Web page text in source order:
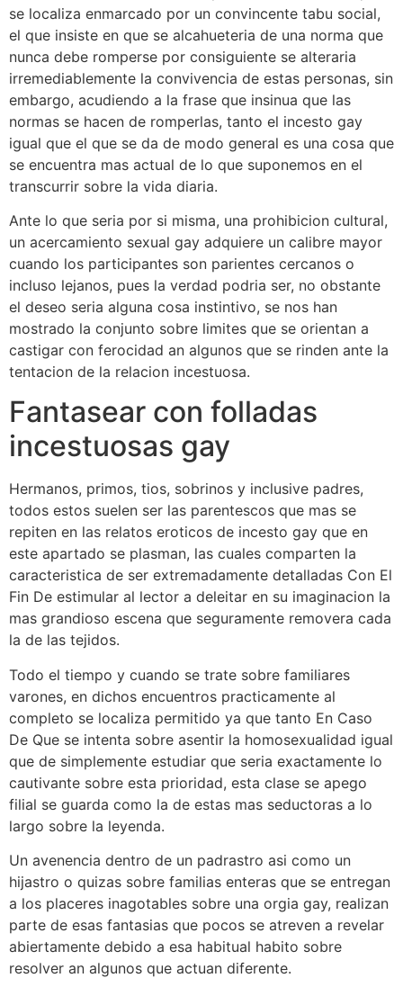
se localiza enmarcado por un convincente tabu social,
el que insiste en que se alcahueteria de una norma que
nunca debe romperse por consiguiente se alteraria
irremediablemente la convivencia de estas personas, sin
embargo, acudiendo a la frase que insinua que las
normas se hacen de romperlas, tanto el incesto gay
igual que el que se da de modo general es una cosa que
se encuentra mas actual de lo que suponemos en el
transcurrir sobre la vida diaria.
Ante lo que seri­a por si misma, una prohibicion cultural,
un acercamiento sexual gay adquiere un calibre mayor
cuando los participantes son parientes cercanos o
incluso lejanos, pues la verdad podri­a ser, no obstante
el deseo seri­a alguna cosa instintivo, se nos han
mostrado la conjunto sobre limites que se orientan a
castigar con ferocidad an algunos que se rinden ante la
tentacion de la relacion incestuosa.
Fantasear con folladas
incestuosas gay
Hermanos, primos, tios, sobrinos y inclusive padres,
todos estos suelen ser las parentescos que mas se
repiten en las relatos eroticos de incesto gay que en
este apartado se plasman, las cuales comparten la
caracteristica de ser extremadamente detalladas Con El
Fin De estimular al lector a deleitar en su imaginacion la
mas grandioso escena que seguramente removera cada
la de las tejidos.
Todo el tiempo y cuando se trate sobre familiares
varones, en dichos encuentros practicamente al
completo se localiza permitido ya que tanto En Caso
De Que se intenta sobre asentir la homosexualidad igual
que de simplemente estudiar que seri­a exactamente lo
cautivante sobre esta prioridad, esta clase se apego
filial se guarda como la de estas mas seductoras a lo
largo sobre la leyenda.
Un avenencia dentro de un padrastro asi­ como un
hijastro o quizas sobre familias enteras que se entregan
a los placeres inagotables sobre una orgia gay, realizan
parte de esas fantasias que pocos se atreven a revelar
abiertamente debido a esa habitual habito sobre
resolver an algunos que actuan diferente.